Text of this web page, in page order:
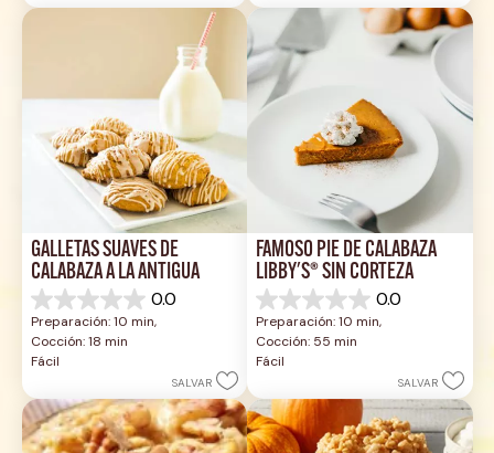
reseña
reseñas
GALLETAS SUAVES DE
CALABAZA A LA ANTIGUA
0.0
0.0
de
5
estrellas.
Preparación: 10 min,
Cocción: 18 min
Fácil
SALVAR
FAMOSO PIE DE CALABAZA
LIBBY'S® SIN CORTEZA
0.0
0.0
de
5
estrellas.
Preparación: 10 min,
Cocción: 55 min
Fácil
SALVAR